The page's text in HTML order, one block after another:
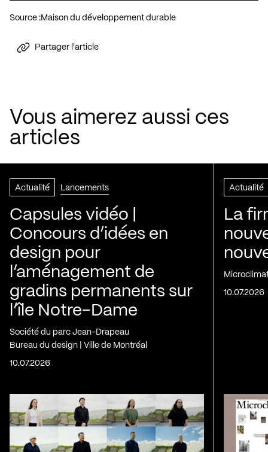
Source :Maison du développement durable
Partager l'article
Vous aimerez aussi ces
articles
Actualité Lancements
Capsules vidéo |
Concours d’idées en
design pour
l’aménagement de
gradins permanents sur
l’île Notre-Dame
Société du parc Jean-Drapeau
Bureau du design | Ville de Montréal
10.07.2026
Actualité
La
10.07.2026